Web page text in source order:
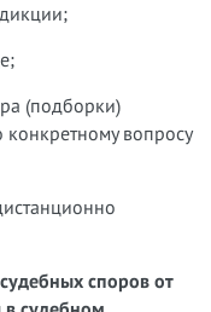
(подборки)
вопросу
споров от